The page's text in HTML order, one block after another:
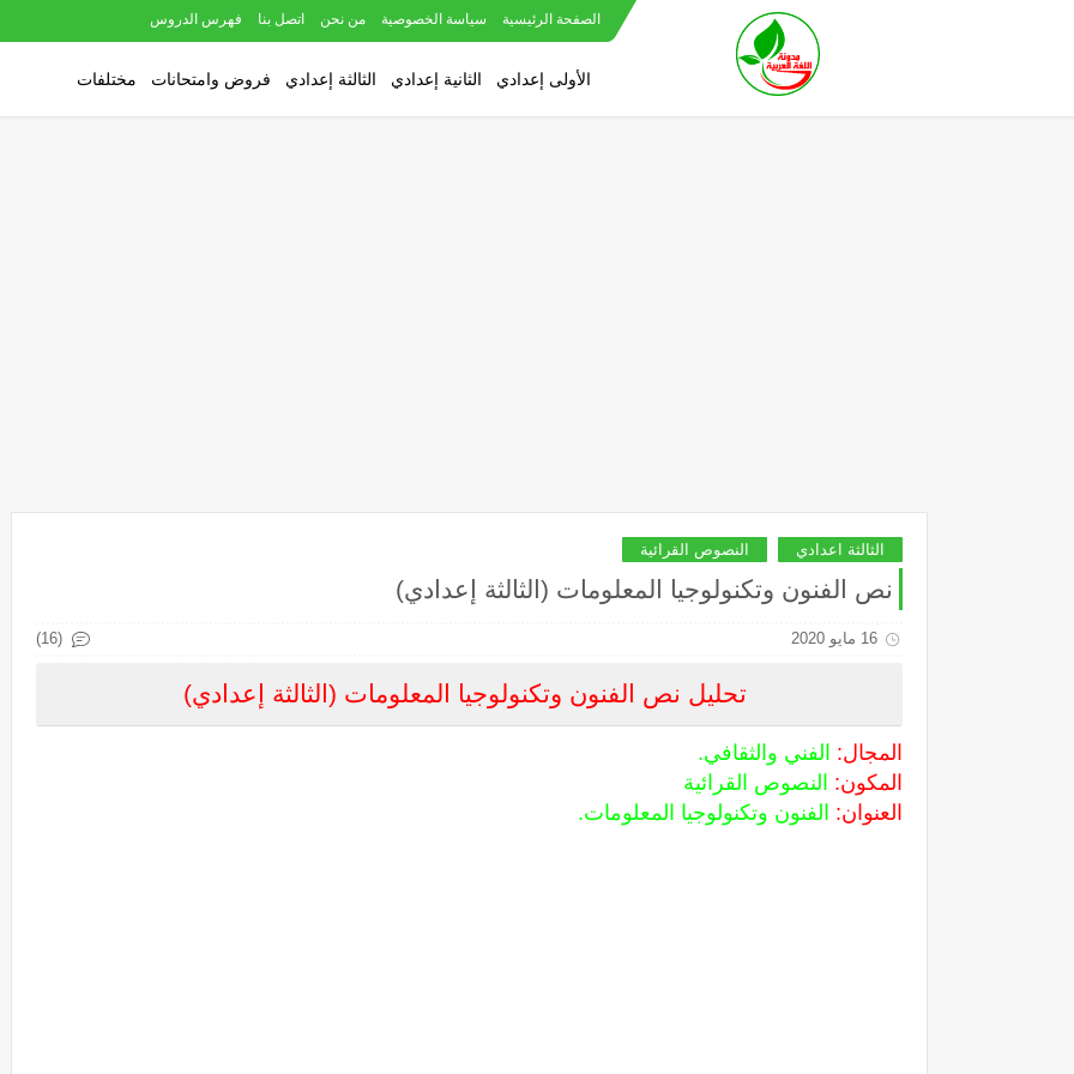
الصفحة الرئيسية سياسة الخصوصية من نحن اتصل بنا فهرس الدروس
الأولى إعدادي الثانية إعدادي الثالثة إعدادي فروض وامتحانات مختلفات
الثالثة اعدادي النصوص القرائية
نص الفنون وتكنولوجيا المعلومات (الثالثة إعدادي)
16 مايو 2020 (16)
تحليل نص الفنون وتكنولوجيا المعلومات (الثالثة إعدادي)
المجال: الفني والثقافي.
المكون: النصوص القرائية
العنوان: الفنون وتكنولوجيا المعلومات.